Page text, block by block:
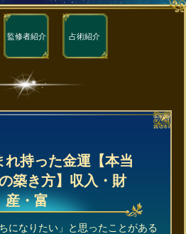
監修者紹介 占術紹介
れ持った金運【本当
築き方】収入・財
産・富
になりたい」と思ったことがある